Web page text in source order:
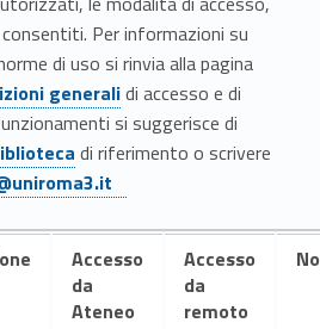
Per informazioni su
di uso si rinvia alla pagina
generalidi accesso e di
si suggerisce di
di riferimento o scrivere
Accesso
da
Ateneo
Accesso
da
remoto